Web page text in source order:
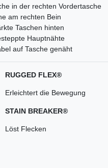
in der rechten Vordertasche
am rechten Bein
Taschen hinten
Hauptnähte
auf Tasche genäht
RUGGED FLEX®
Erleichtert die Bewegung
STAIN BREAKER®
Löst Flecken